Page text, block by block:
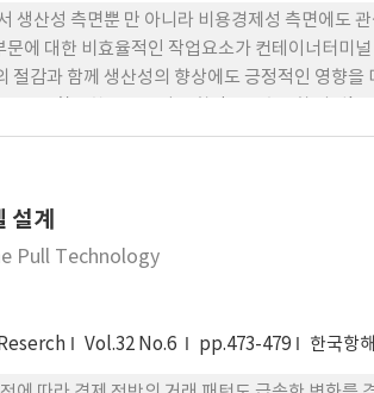
생산성 측면뿐 만 아니라 비용경제성 측면에도
에 대한 비효율적인 작업요소가 컨테이너터미
절감과 함께 생산성의 향상에도 긍정적인 영향을
트랜스퍼 크레인의 배정 및 이동경로에 대한 클
하였다.
계
Pull Technology
Vol.32 No.6 pp.473-479 한국항